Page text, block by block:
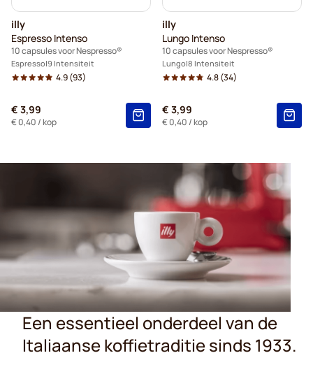
illy
Espresso Intenso
10 capsules voor Nespresso®
Espresso 9 Intensiteit
4.9(93)
€ 3,99
€ 0,40 / kop
illy
Lungo Intenso
10 capsules voor Nespresso®
Lungo 8 Intensiteit
4.8(34)
€ 3,99
€ 0,40 / kop
Een essentieel onderdeel van de
Italiaanse koffietraditie sinds 1933.